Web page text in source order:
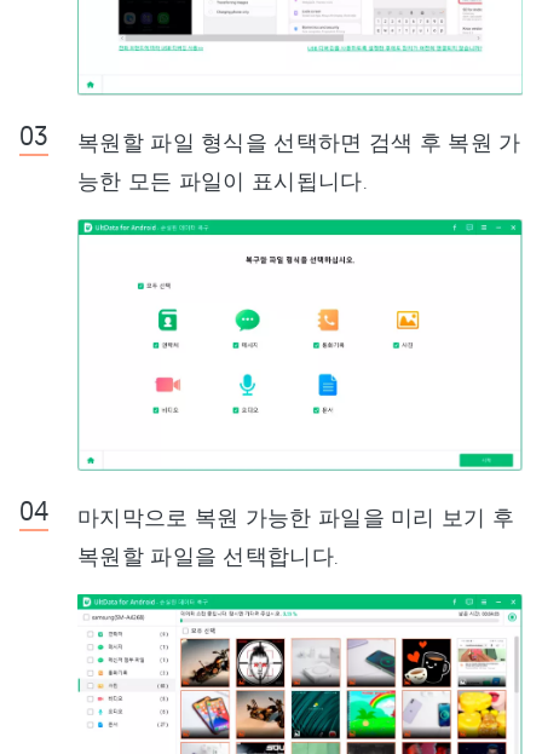
복원할 파일 형식을 선택하면 검색 후 복원 가
능한 모든 파일이 표시됩니다.
마지막으로 복원 가능한 파일을 미리 보기 후
복원할 파일을 선택합니다.